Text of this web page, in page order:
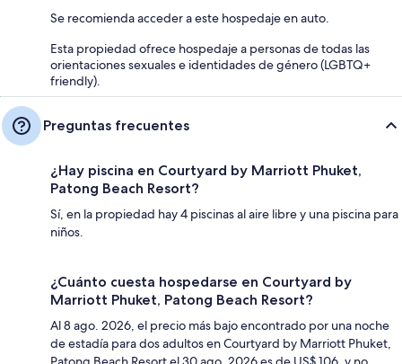
Se recomienda acceder a este hospedaje en auto.
Esta propiedad ofrece hospedaje a personas de todas las
orientaciones sexuales e identidades de género (LGBTQ+
friendly).
Preguntas frecuentes
¿Hay piscina en Courtyard by Marriott Phuket,
Patong Beach Resort?
Sí, en la propiedad hay 4 piscinas al aire libre y una piscina para
niños.
¿Cuánto cuesta hospedarse en Courtyard by
Marriott Phuket, Patong Beach Resort?
Al 8 ago. 2026, el precio más bajo encontrado por una noche
de estadía para dos adultos en Courtyard by Marriott Phuket,